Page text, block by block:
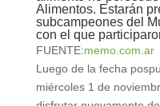
Alimentos. Estarán
subcampeones del
con el que
FUENTE:memo.com.ar
Luego de la fecha
miércoles 1 de